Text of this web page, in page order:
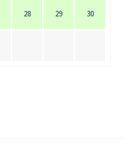
28 29 30